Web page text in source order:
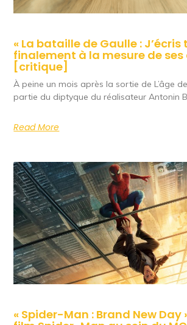
« La bataille de Gaulle : J’écris
finalement à la mesure de
[critique]
À peine un mois après la sortie de L’âge
partie du diptyque du réalisateur Antonin
Read More
« Spider-Man : Brand New Day